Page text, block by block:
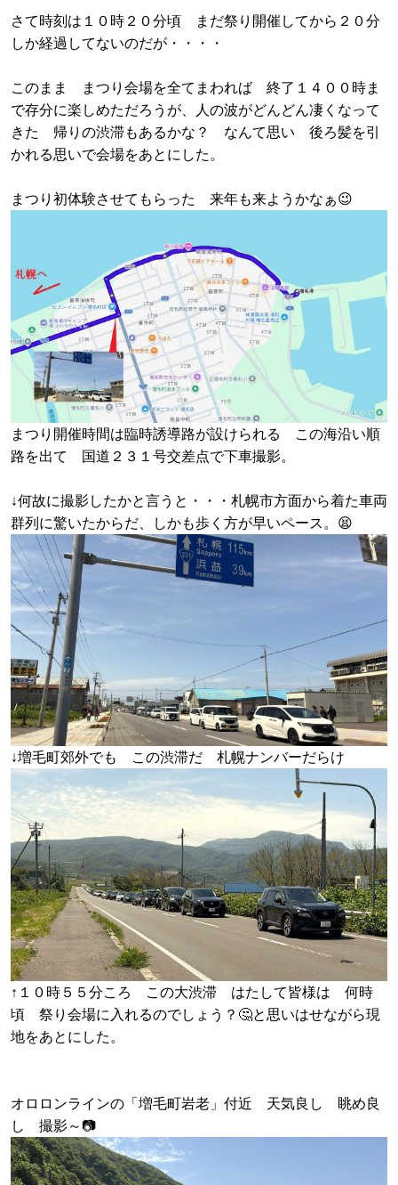
さて時刻は１０時２０分頃 まだ祭り開催してから２０分
しか経過してないのだが・・・・
このまま まつり会場を全てまわれば 終了１４００時ま
で存分に楽しめただろうが、人の波がどんどん凄くなって
きた 帰りの渋滞もあるかな？ なんて思い 後ろ髪を引
かれる思いで会場をあとにした。
まつり初体験させてもらった 来年も来ようかなぁ😉
まつり開催時間は臨時誘導路が設けられる この海沿い順
路を出て 国道２３１号交差点で下車撮影。
↓何故に撮影したかと言うと・・・札幌市方面から着た車両
群列に驚いたからだ、しかも歩く方が早いペース。😫
↓増毛町郊外でも この渋滞だ 札幌ナンバーだらけ
↑１０時５５分ころ この大渋滞 はたして皆様は 何時
頃 祭り会場に入れるのでしょう？🤔と思いはせながら現
地をあとにした。
オロロンラインの「増毛町岩老」付近 天気良し 眺め良
し 撮影～📷